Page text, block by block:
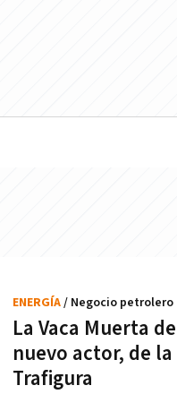
La Vaca Muerta
nuevo actor, de
Trafigura
ENERGÍA/ Negocio petrolero